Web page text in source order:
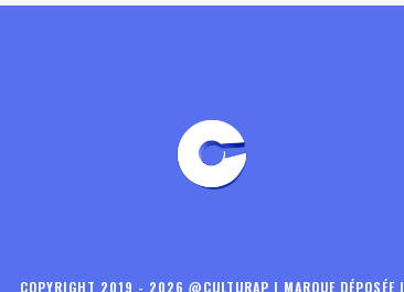
COPYRIGHT 2019 - 2026 @CULTURAP | MARQUE DÉPOSÉE |